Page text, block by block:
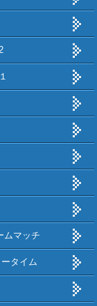
ムマッチ
タイム